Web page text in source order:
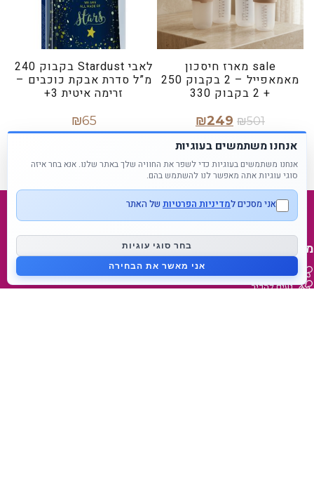
sale מארז חיסכון
מאמאפייל – 2 בקבוק 250
+ 2 בקבוק 330
₪501
₪249
הוספה לסל
לאבי Stardust בקבוק 240
מ”ל סדרת אבקת כוכבים –
זרימה איטית 3+
₪65
מפת אתר
דף בית
נעים להכיר
אנחנו משתמשים בעוגיות
אנחנו משתמשים בעוגיות כדי לשפר את החוויה שלך באתר שלנו. אנא בחר איזה
סוגי עוגיות אתה מאפשר לנו להשתמש בהם.
אני מסכים למדיניות הפרטיות של האתר
בחר סוגי עוגיות
אני מאשר את הבחירה